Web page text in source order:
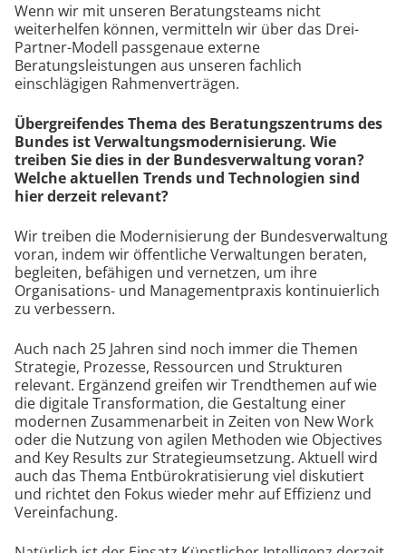
Wenn wir mit unseren Beratungsteams nicht
weiterhelfen können, vermitteln wir über das Drei-
Partner-Modell passgenaue externe
Beratungsleistungen aus unseren fachlich
einschlägigen Rahmenverträgen.
Übergreifendes Thema des Beratungszentrums des
Bundes ist Verwaltungsmodernisierung. Wie
treiben Sie dies in der Bundesverwaltung voran?
Welche aktuellen Trends und Technologien sind
hier derzeit relevant?
Wir treiben die Modernisierung der Bundesverwaltung
voran, indem wir öffentliche Verwaltungen beraten,
begleiten, befähigen und vernetzen, um ihre
Organisations- und Managementpraxis kontinuierlich
zu verbessern.
Auch nach 25 Jahren sind noch immer die Themen
Strategie, Prozesse, Ressourcen und Strukturen
relevant. Ergänzend greifen wir Trendthemen auf wie
die digitale Transformation, die Gestaltung einer
modernen Zusammenarbeit in Zeiten von New Work
oder die Nutzung von agilen Methoden wie Objectives
and Key Results zur Strategieumsetzung. Aktuell wird
auch das Thema Entbürokratisierung viel diskutiert
und richtet den Fokus wieder mehr auf Effizienz und
Vereinfachung.